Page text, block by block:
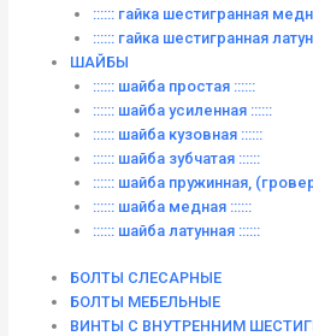
:::::: гайка шестигранная
:::::: гайка шестигранная
ШАЙБЫ
:::::: шайба простая ::::::
:::::: шайба усиленная ::::::
:::::: шайба кузовная ::::::
:::::: шайба зубчатая ::::::
:::::: шайба пружинная,
:::::: шайба медная ::::::
:::::: шайба латунная ::::::
БОЛТЫ СЛЕСАРНЫЕ
БОЛТЫ МЕБЕЛЬНЫЕ
ВИНТЫ С ВНУТРЕННИМ